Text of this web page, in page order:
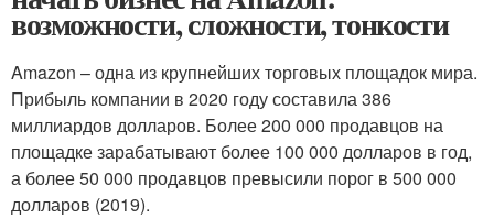
возможности, сложности, тонкости
Amazon – одна из крупнейших торговых площадок мира.
Прибыль компании в 2020 году составила 386
миллиардов долларов. Более 200 000 продавцов на
площадке зарабатывают более 100 000 долларов в год,
а более 50 000 продавцов превысили порог в 500 000
долларов (2019).